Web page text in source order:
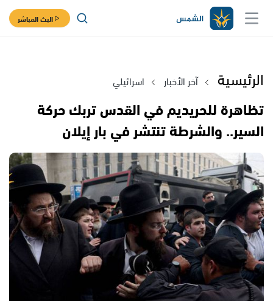
البث المباشر
الرئيسية آخر الأخبار اسرائيلي
تظاهرة للحريديم في القدس تربك حركة
السير.. والشرطة تنتشر في بار إيلان